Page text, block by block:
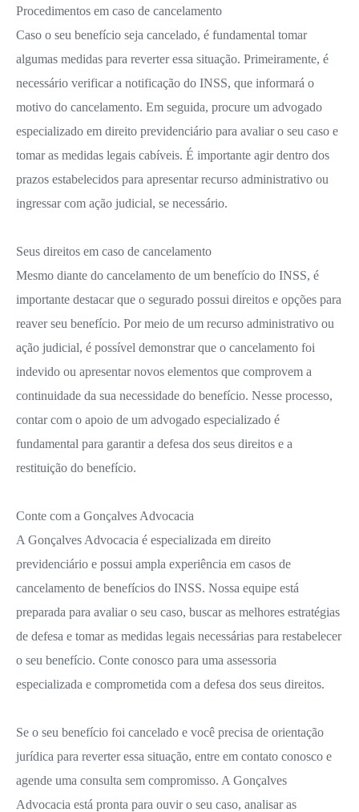
Procedimentos em caso de cancelamento
Caso o seu benefício seja cancelado, é fundamental tomar
algumas medidas para reverter essa situação. Primeiramente, é
necessário verificar a notificação do INSS, que informará o
motivo do cancelamento. Em seguida, procure um advogado
especializado em direito previdenciário para avaliar o seu caso e
tomar as medidas legais cabíveis. É importante agir dentro dos
prazos estabelecidos para apresentar recurso administrativo ou
ingressar com ação judicial, se necessário.
Seus direitos em caso de cancelamento
Mesmo diante do cancelamento de um benefício do INSS, é
importante destacar que o segurado possui direitos e opções para
reaver seu benefício. Por meio de um recurso administrativo ou
ação judicial, é possível demonstrar que o cancelamento foi
indevido ou apresentar novos elementos que comprovem a
continuidade da sua necessidade do benefício. Nesse processo,
contar com o apoio de um advogado especializado é
fundamental para garantir a defesa dos seus direitos e a
restituição do benefício.
Conte com a Gonçalves Advocacia
A Gonçalves Advocacia é especializada em direito
previdenciário e possui ampla experiência em casos de
cancelamento de benefícios do INSS. Nossa equipe está
preparada para avaliar o seu caso, buscar as melhores estratégias
de defesa e tomar as medidas legais necessárias para restabelecer
o seu benefício. Conte conosco para uma assessoria
especializada e comprometida com a defesa dos seus direitos.
Se o seu benefício foi cancelado e você precisa de orientação
jurídica para reverter essa situação, entre em contato conosco e
agende uma consulta sem compromisso. A Gonçalves
Advocacia está pronta para ouvir o seu caso, analisar as